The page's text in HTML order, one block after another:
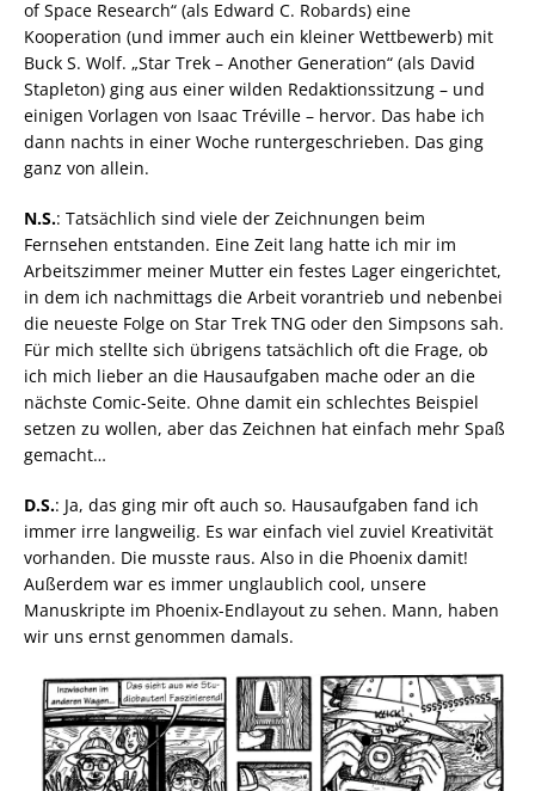
of Space Research“ (als Edward C. Robards) eine
Kooperation (und immer auch ein kleiner Wettbewerb) mit
Buck S. Wolf. „Star Trek – Another Generation“ (als David
Stapleton) ging aus einer wilden Redaktionssitzung – und
einigen Vorlagen von Isaac Tréville – hervor. Das habe ich
dann nachts in einer Woche runtergeschrieben. Das ging
ganz von allein.
N.S.: Tatsächlich sind viele der Zeichnungen beim
Fernsehen entstanden. Eine Zeit lang hatte ich mir im
Arbeitszimmer meiner Mutter ein festes Lager eingerichtet,
in dem ich nachmittags die Arbeit vorantrieb und nebenbei
die neueste Folge on Star Trek TNG oder den Simpsons sah.
Für mich stellte sich übrigens tatsächlich oft die Frage, ob
ich mich lieber an die Hausaufgaben mache oder an die
nächste Comic-Seite. Ohne damit ein schlechtes Beispiel
setzen zu wollen, aber das Zeichnen hat einfach mehr Spaß
gemacht…
D.S.: Ja, das ging mir oft auch so. Hausaufgaben fand ich
immer irre langweilig. Es war einfach viel zuviel Kreativität
vorhanden. Die musste raus. Also in die Phoenix damit!
Außerdem war es immer unglaublich cool, unsere
Manuskripte im Phoenix-Endlayout zu sehen. Mann, haben
wir uns ernst genommen damals.